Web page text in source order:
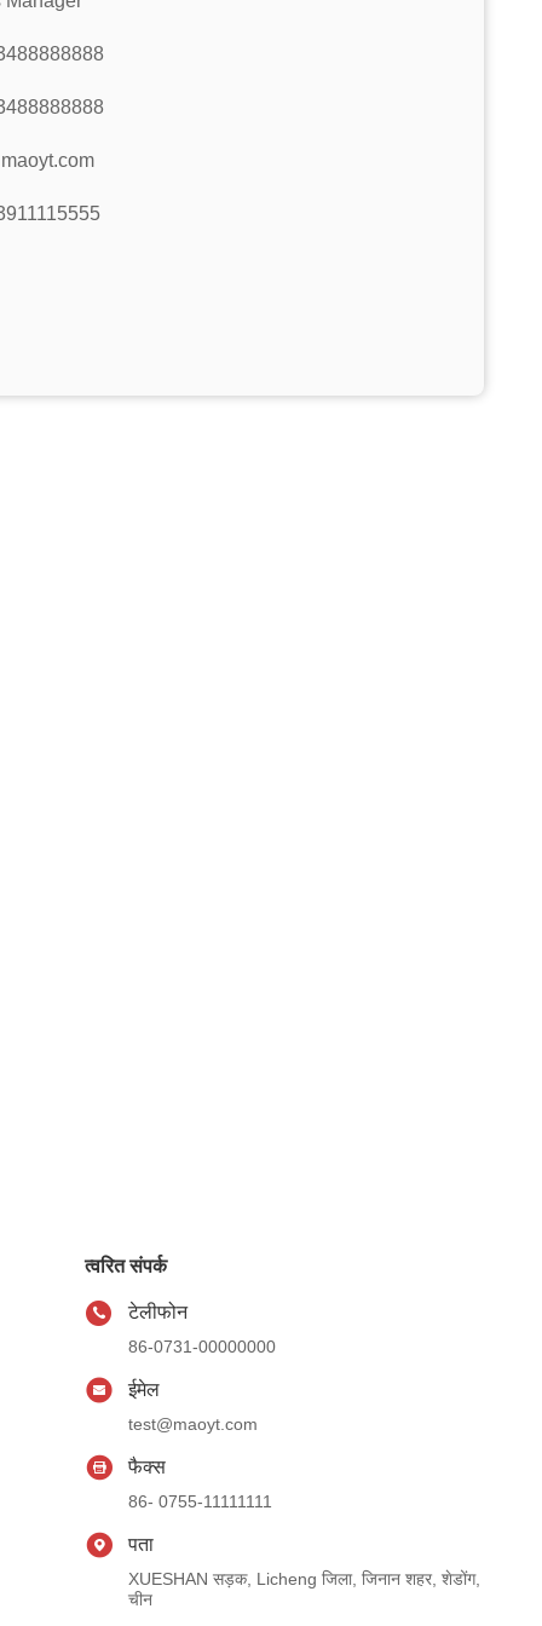
त्वरित संपर्क
टेलीफोन
86-0731-00000000
ईमेल
test@maoyt.com
फैक्स
86- 0755-11111111
पता
XUESHAN सड़क, Licheng जिला, जिनान शहर, शेडोंग,
चीन